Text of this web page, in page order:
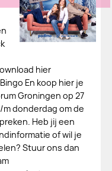
hier
En koop hier je
Groningen op 27
donderdag om de
Heb jij een
of wil je
Stuur ons dan